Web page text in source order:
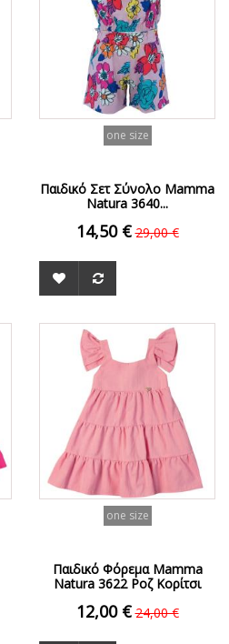
one size
Παιδικό Σετ Σύνολο Mamma
Natura 3640...
14,50 € 29,00 €
ΟFFER
one size
Παιδικό Φόρεμα Mamma
Natura 3622 Ροζ Κορίτσι
12,00 € 24,00 €